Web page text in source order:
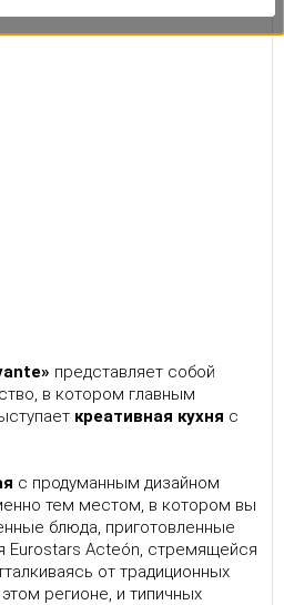
представляет собой
в котором главным
креативная кухня с
с продуманным дизайном
тем местом, в котором вы
блюда, приготовленные
Eurostars Acteón, стремящейся
от традиционных
регионе, и типичных